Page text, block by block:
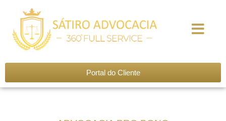
Portal do Cliente